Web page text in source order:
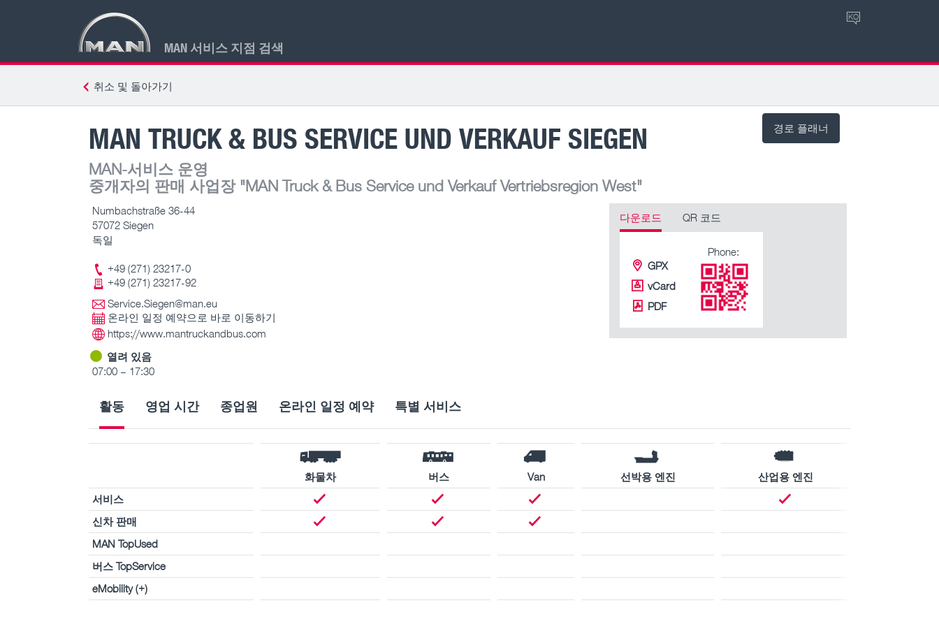
MAN 서비스 지점 검색
KO
취소 및 돌아가기
경로 플래너
MAN TRUCK & BUS SERVICE UND VERKAUF SIEGEN
MAN-서비스 운영
중개자의 판매 사업장"MAN Truck & Bus Service und Verkauf Vertriebsregion West"
Numbachstraße 36-44
57072 Siegen
독일
+49 (271) 23217-0
+49 (271) 23217-92
Service.Siegen@man.eu
온라인 일정 예약으로 바로 이동하기
https://www.mantruckandbus.com
열려 있음
07:00 – 17:30
다운로드 QR 코드
GPX
vCard
PDF
Phone:
활동 영업 시간 종업원 온라인 일정 예약 특별 서비스
화물차 버스 Van 선박용 엔진
산업용 엔진
서비스
신차 판매
MAN TopUsed
버스 TopService
eMobility (+)